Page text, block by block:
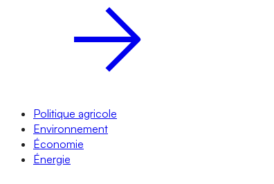
Politique agricole
Environnement
Économie
Énergie